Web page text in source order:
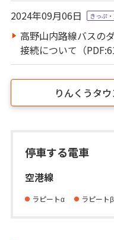
2024年09月06日 きっぷ
高野山内路線バスの
接続について（
りんくうタ
停車する電車
空港線
ラピートα ラピートβ